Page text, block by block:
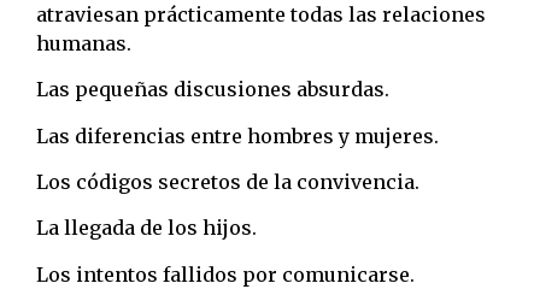
atraviesan prácticamente todas las relaciones
humanas.
Las pequeñas discusiones absurdas.
Las diferencias entre hombres y mujeres.
Los códigos secretos de la convivencia.
La llegada de los hijos.
Los intentos fallidos por comunicarse.